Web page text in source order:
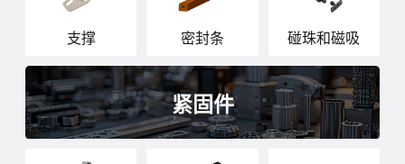
支撑 密封条 碰珠和磁吸
紧固件